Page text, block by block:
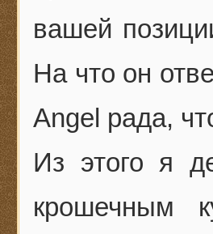
вашей
На что он
Angel рада,
Из этого я
крошечным